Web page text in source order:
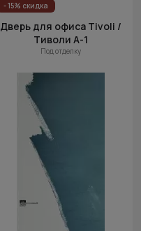
- 15% скидка
Дверь для офиса Tivoli /
Тиволи А-1
Под отделку